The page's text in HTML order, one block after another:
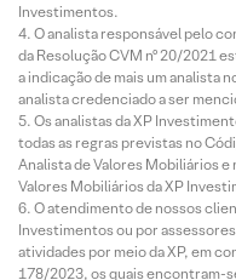
Investimentos.
O analista responsável pelo
da Resolução CVM nº 20/2021
a indicação de mais um analista
analista credenciado a ser
Os analistas da XP
todas as regras previstas no
Analista de Valores Mobiliários
Valores Mobiliários da XP
O atendimento de nossos
Investimentos ou por
atividades por meio da XP, em
178/2023, os quais encontram-